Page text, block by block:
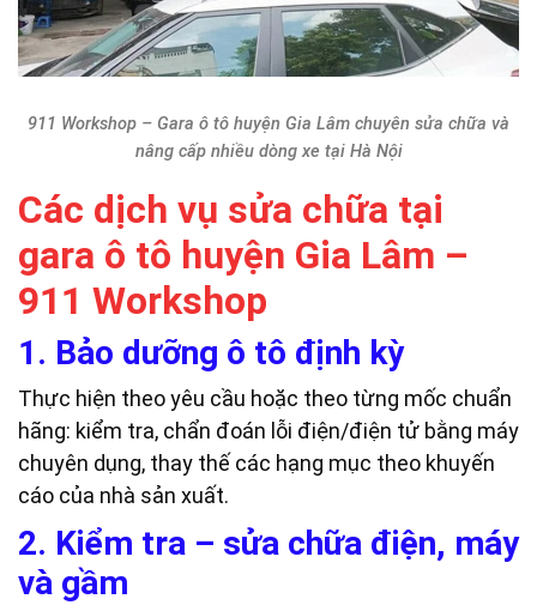
911 Workshop – Gara ô tô huyện Gia Lâm chuyên sửa chữa và
nâng cấp nhiều dòng xe tại Hà Nội
Các dịch vụ sửa chữa tại
gara ô tô huyện Gia Lâm –
911 Workshop
1. Bảo dưỡng ô tô định kỳ
Thực hiện theo yêu cầu hoặc theo từng mốc chuẩn
hãng: kiểm tra, chẩn đoán lỗi điện/điện tử bằng máy
chuyên dụng, thay thế các hạng mục theo khuyến
cáo của nhà sản xuất.
2. Kiểm tra – sửa chữa điện, máy
và gầm